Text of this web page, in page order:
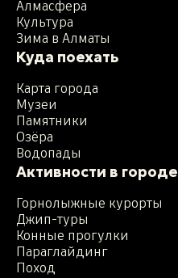
Алмасфера
Культура
Зима в Алматы
Куда поехать
Карта города
Музеи
Памятники
Озёра
Водопады
Активности в городе
Горнолыжные курорты
Джип-туры
Конные прогулки
Параглайдинг
Поход